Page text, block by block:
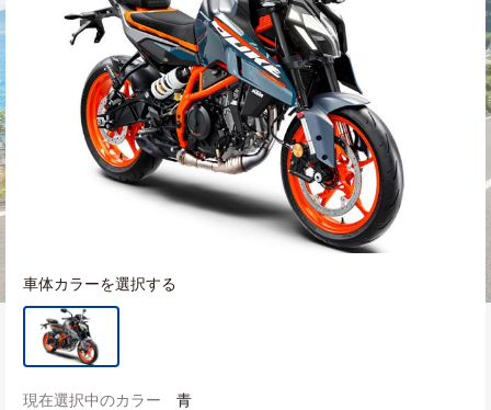
車体カラーを選択する
現在選択中のカラー 青